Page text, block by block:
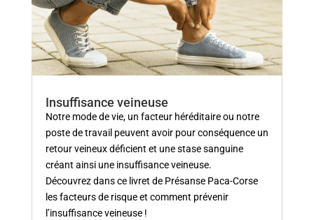
Insuffisance veineuse
Notre mode de vie, un facteur héréditaire ou notre
poste de travail peuvent avoir pour conséquence un
retour veineux déficient et une stase sanguine
créant ainsi une insuffisance veineuse.
Découvrez dans ce livret de Présanse Paca-Corse
les facteurs de risque et comment prévenir
l’insuffisance veineuse !